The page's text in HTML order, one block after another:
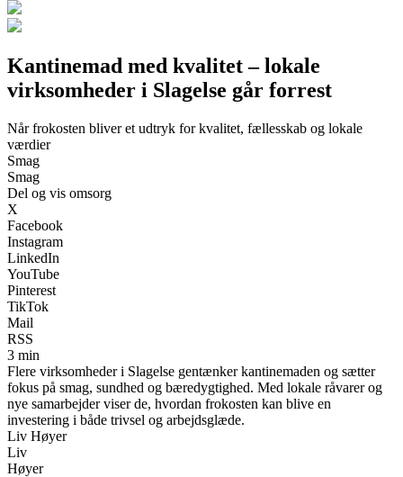
Kantinemad med kvalitet – lokale
virksomheder i Slagelse går forrest
Når frokosten bliver et udtryk for kvalitet, fællesskab og lokale
værdier
Smag
Smag
Del og vis omsorg
X
Facebook
Instagram
LinkedIn
YouTube
Pinterest
TikTok
Mail
RSS
3 min
Flere virksomheder i Slagelse gentænker kantinemaden og sætter
fokus på smag, sundhed og bæredygtighed. Med lokale råvarer og
nye samarbejder viser de, hvordan frokosten kan blive en
investering i både trivsel og arbejdsglæde.
Liv Høyer
Liv
Høyer